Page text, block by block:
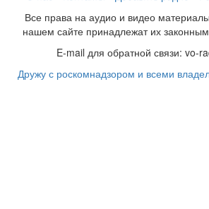
Все права на аудио и видео
нашем сайте принадлежат их
E-mail для обратной связи: vo-
Дружу с роскомнадзором и всеми